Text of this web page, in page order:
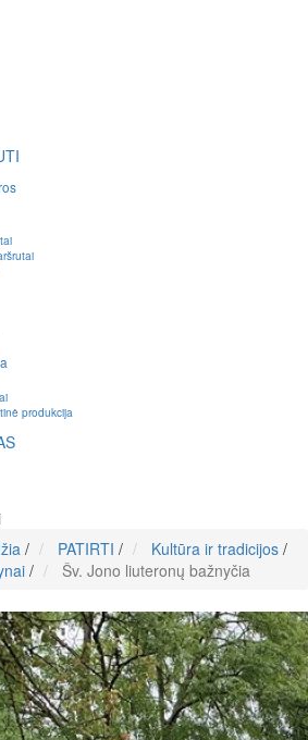
produkcija
/ PATIRTI / Kultūra ir tradicijos /
/ Šv. Jono liuteronų bažnyčia